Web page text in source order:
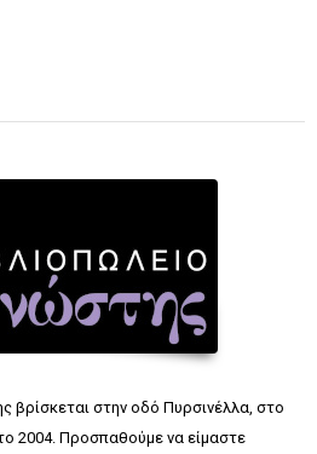
βρίσκεται στην οδό Πυρσινέλλα, στο
2004. Προσπαθούμε να είμαστε